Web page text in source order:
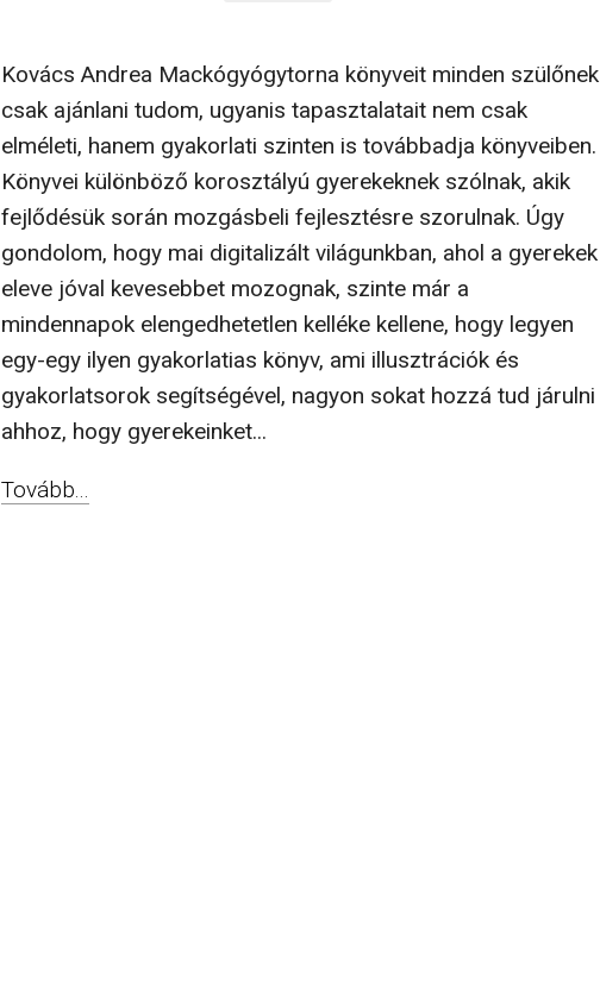
Kovács Andrea Mackógyógytorna könyveit minden szülőnek
csak ajánlani tudom, ugyanis tapasztalatait nem csak
elméleti, hanem gyakorlati szinten is továbbadja könyveiben.
Könyvei különböző korosztályú gyerekeknek szólnak, akik
fejlődésük során mozgásbeli fejlesztésre szorulnak. Úgy
gondolom, hogy mai digitalizált világunkban, ahol a gyerekek
eleve jóval kevesebbet mozognak, szinte már a
mindennapok elengedhetetlen kelléke kellene, hogy legyen
egy-egy ilyen gyakorlatias könyv, ami illusztrációk és
gyakorlatsorok segítségével, nagyon sokat hozzá tud járulni
ahhoz, hogy gyerekeinket...
Tovább...